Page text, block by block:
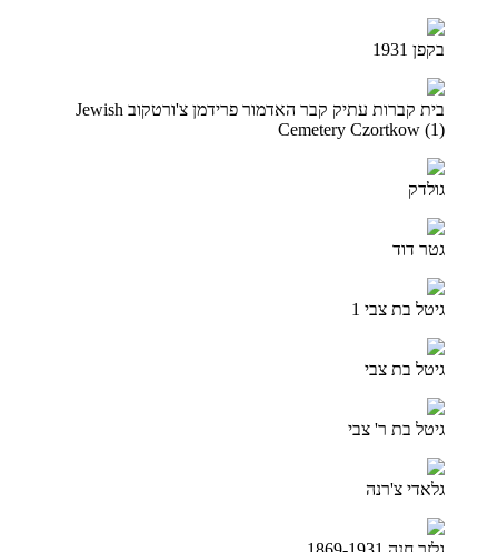
בקפן 1931
בית קברות עתיק קבר האדמור פרידמן צ'ורטקוב Jewish
Cemetery Czortkow (1)
גולדק
גטר דוד
גיטל בת צבי 1
גיטל בת צבי
גיטל בת ר' צבי
גלאדי צ'רנה